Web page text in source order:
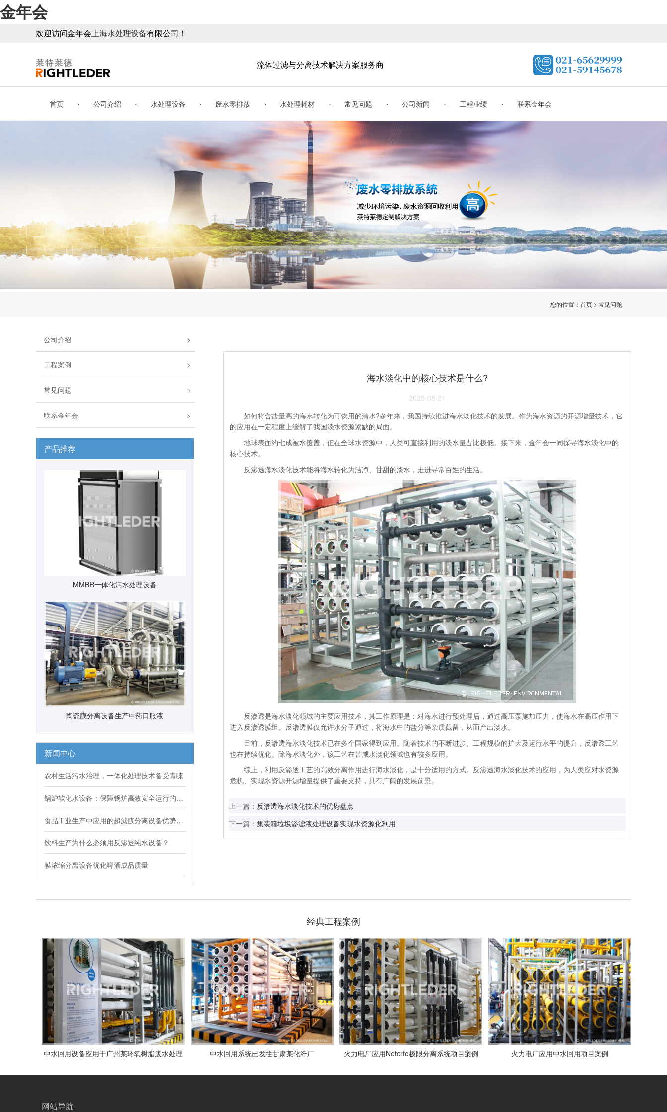
金年会
欢迎访问金年会上海水处理设备有限公司！
流体过滤与分离技术解决方案服务商
首页 · 公司介绍 · 水处理设备 · 废水零排放 · 水处理耗材 · 常见问题 · 公司新闻 · 工程业绩 · 联系金年会
您的位置： 首页 > 常见问题
公司介绍 >
工程案例 >
常见问题 >
联系金年会 >
产品推荐
MMBR一体化污水处理设备
陶瓷膜分离设备生产中药口服液
新闻中心
农村生活污水治理，一体化处理技术备受青睐
锅炉软化水设备：保障锅炉高效安全运行的关键
食品工业生产中应用的超滤膜分离设备优势有哪些？
饮料生产为什么必须用反渗透纯水设备？
膜浓缩分离设备优化啤酒成品质量
海水淡化中的核心技术是什么?
2025-08-21
如何将含盐量高的海水转化为可饮用的清水?多年来，我国持续推进海水淡化技术的发展。作为海水资源的开源增量技术，它
的应用在一定程度上缓解了我国淡水资源紧缺的局面。
地球表面约七成被水覆盖，但在全球水资源中，人类可直接利用的淡水量占比极低。接下来，金年会一同探寻海水淡化中的
核心技术。
反渗透海水淡化技术能将海水转化为洁净、甘甜的淡水，走进寻常百姓的生活。
反渗透是海水淡化领域的主要应用技术，其工作原理是：对海水进行预处理后，通过高压泵施加压力，使海水在高压作用下
进入反渗透膜组。反渗透膜仅允许水分子通过，将海水中的盐分等杂质截留，从而产出淡水。
目前，反渗透海水淡化技术已在多个国家得到应用。随着技术的不断进步、工程规模的扩大及运行水平的提升，反渗透工艺
也在持续优化。除海水淡化外，该工艺在苦咸水淡化领域也有较多应用。
综上，利用反渗透工艺的高效分离作用进行海水淡化，是十分适用的方式。反渗透海水淡化技术的应用，为人类应对水资源
危机、实现水资源开源增量提供了重要支持，具有广阔的发展前景。
上一篇： 反渗透海水淡化技术的优势盘点
下一篇： 集装箱垃圾渗滤液处理设备实现水资源化利用
经典工程案例
中水回用设备应用于广州某环氧树脂废水处理 中水回用系统已发往甘肃某化纤厂 火力电厂应用Neterfo极限分离系统项目案例 火力电厂应用中水回用项目案例
网站导航